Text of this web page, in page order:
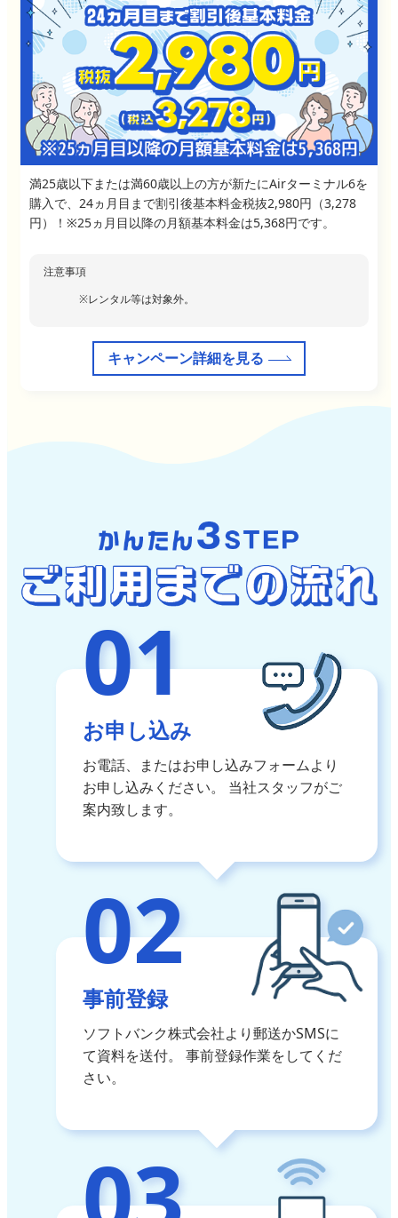
満25歳以下または満60歳以上の方が新たにAirターミナル6を
購入で、24ヵ月目まで割引後基本料金税抜2,980円（3,278
円）！※25ヵ月目以降の月額基本料金は5,368円です。
注意事項
レンタル等は対象外。
キャンペーン詳細を見る
01
お申し込み
お電話、またはお申し込みフォームより
お申し込みください。
当社スタッフがご
案内致します。
02
事前登録
ソフトバンク株式会社より郵送かSMSに
て資料を送付。
事前登録作業をしてくだ
さい。